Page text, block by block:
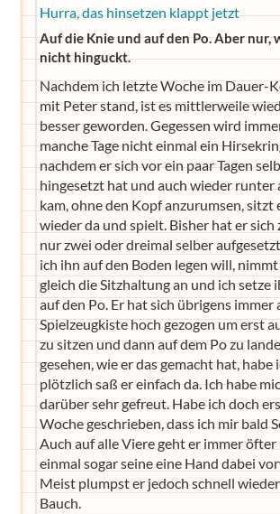
Hurra, das hinsetzen klappt jetzt
Auf die Knie und auf den Po. Aber nur,
nicht hinguckt.
Nachdem ich letzte Woche im Dauer-
mit Peter stand, ist es mittlerweile
besser geworden. Gegessen wird
manche Tage nicht einmal ein
nachdem er sich vor ein paar Tagen
hingesetzt hat und auch wieder runter
kam, ohne den Kopf anzurumsen, sitzt
wieder da und spielt. Bisher hat er sich
nur zwei oder dreimal selber
ich ihn auf den Boden legen will,
gleich die Sitzhaltung an und ich setze
auf den Po. Er hat sich übrigens immer
Spielzeugkiste hoch gezogen um erst
zu sitzen und dann auf dem Po zu
gesehen, wie er das gemacht hat, habe
plötzlich saß er einfach da. Ich habe
darüber sehr gefreut. Habe ich doch
Woche geschrieben, dass ich mir bald
Auch auf alle Viere geht er immer
einmal sogar seine eine Hand dabei
Meist plumpst er jedoch schnell
Bauch.